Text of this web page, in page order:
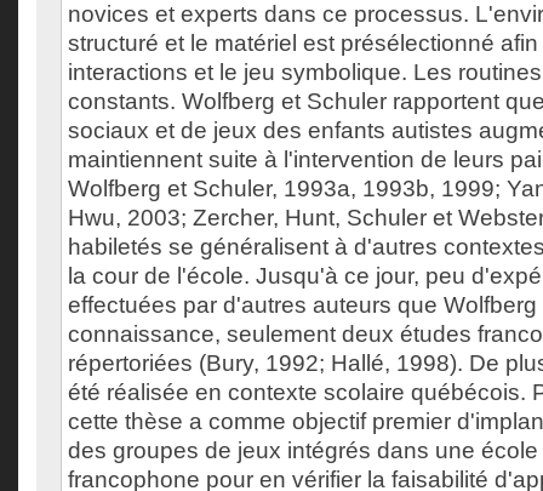
novices et experts dans ce processus.
structuré et le matériel est présélectionné
interactions et le jeu symbolique. Les
constants. Wolfberg et Schuler rapportent
sociaux et de jeux des enfants autistes
maintiennent suite à l'intervention de leurs
Wolfberg et Schuler, 1993a, 1993b, 1999;
Hwu, 2003; Zercher, Hunt, Schuler et
habiletés se généralisent à d'autres
la cour de l'école. Jusqu'à ce jour, peu
effectuées par d'autres auteurs que
connaissance, seulement deux études
répertoriées (Bury, 1992; Hallé, 1998). De
été réalisée en contexte scolaire québécois.
cette thèse a comme objectif premier
des groupes de jeux intégrés dans une école
francophone pour en vérifier la faisabilité